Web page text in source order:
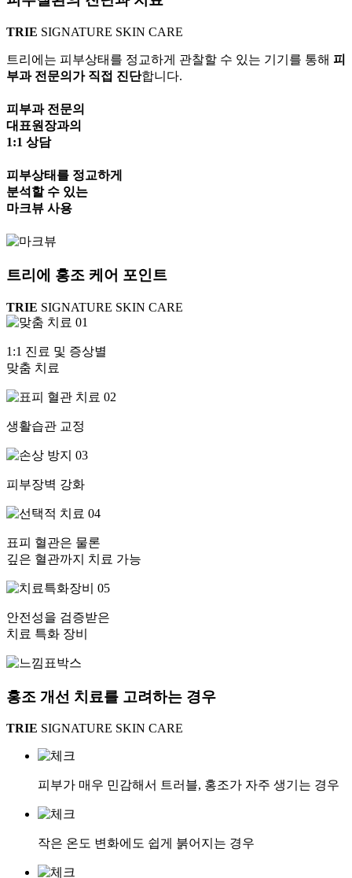
TRIE SIGNATURE SKIN CARE
트리에는 피부상태를 정교하게 관찰할 수 있는 기기를 통해 피
부과 전문의가 직접 진단합니다.
피부과 전문의
대표원장과의
1:1 상담
피부상태를 정교하게
분석할 수 있는
마크뷰 사용
트리에 홍조 케어 포인트
TRIE SIGNATURE SKIN CARE
01
1:1 진료 및 증상별
맞춤 치료
02
생활습관 교정
03
피부장벽 강화
04
표피 혈관은 물론
깊은 혈관까지 치료 가능
05
안전성을 검증받은
치료 특화 장비
홍조 개선 치료를 고려하는 경우
TRIE SIGNATURE SKIN CARE
피부가 매우 민감해서 트러블, 홍조가 자주 생기는 경우
작은 온도 변화에도 쉽게 붉어지는 경우